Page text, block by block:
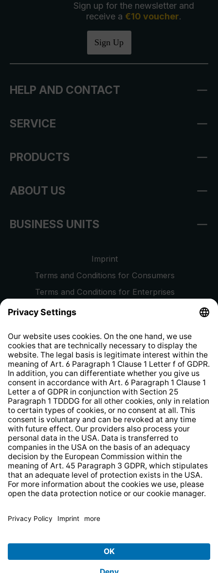
Sign up for the newsletter and
receive a €10 voucher.
Sign Up
HELP AND CONTACT
SERVICE
PRODUCTS
ABOUT US
BUSINESS UNITS
Imprint
Terms and Conditions for Consumers
Terms and Conditions for Enterprises
Privacy Policy
Whistleblower Protection System
Web Accessibility
delivery charges, if not stated otherwise.
© 2026 TechniSat Digital GmbH
TechniSat is a company of the